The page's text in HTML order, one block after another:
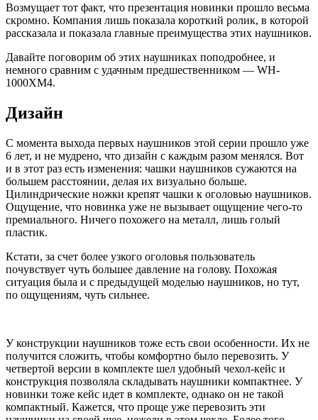
Возмущает тот факт, что презентация новинки прошло весьма
скромно. Компания лишь показала короткий ролик, в которой
рассказала и показала главные преимущества этих наушников.
Давайте поговорим об этих наушниках поподробнее, и
немного сравним с удачным предшественником — WH-
1000XM4.
Дизайн
С момента выхода первых наушников этой серии прошло уже
6 лет, и не мудрено, что дизайн с каждым разом менялся. Вот
и в этот раз есть изменения: чашки наушников сужаются на
большем расстоянии, делая их визуально больше.
Цилиндрические ножки крепят чашки к оголовью наушников.
Ощущение, что новинка уже не вызывает ощущение чего-то
премиального. Ничего похожего на металл, лишь голый
пластик.
Кстати, за счет более узкого оголовья пользователь
почувствует чуть большее давление на голову. Похожая
ситуация была и с предыдущей моделью наушников, но тут,
по ощущениям, чуть сильнее.
У конструкции наушников тоже есть свои особенности. Их не
получится сложить, чтобы комфортно было перевозить. У
четвертой версии в комплекте шел удобный чехол-кейс и
конструкция позволяла складывать наушники компактнее. У
новинки тоже кейс идет в комплекте, однако он не такой
компактный. Кажется, что проще уже перевозить эти